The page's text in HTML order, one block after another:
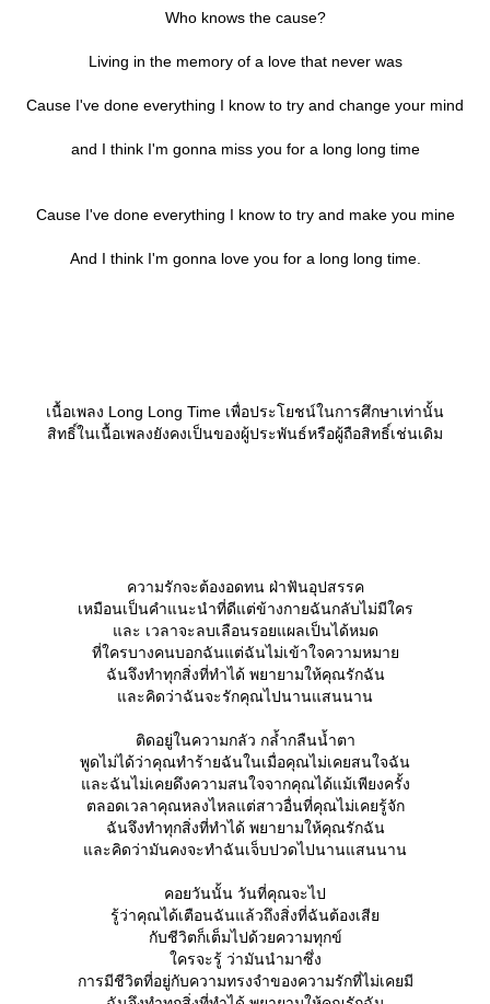
Who knows the cause?
Living in the memory of a love that never was
Cause I've done everything I know to try and change your mind
and I think I'm gonna miss you for a long long time
Cause I've done everything I know to try and make you mine
And I think I'm gonna love you for a long long time.
เนื้อเพลง Long Long Time เพื่อประโยชน์ในการศึกษาเท่านั้น
สิทธิ์ในเนื้อเพลงยังคงเป็นของผู้ประพันธ์หรือผู้ถือสิทธิ์เช่นเดิม
ความรักจะต้องอดทน ฝ่าฟันอุปสรรค
เหมือนเป็นคำแนะนำที่ดีแต่ข้างกายฉันกลับไม่มีใคร
ละ เวลาจะลบเลือนรอยแผลเป็นได้หมด
ที่ใครบางคนบอกฉันแต่ฉันไม่เข้าใจความหมา
ฉันจึงทำทุกสิ่งที่ทำได้ พยายามให้คุณรักฉัน
ละคิดว่าฉันจะรักคุณไปนานแสนนาน
ติดอยู่ในความกลัว กล้ำกลืนน้ำตา
พูดไม่ได้ว่าคุณทำร้ายฉันในเมื่อคุณไม่เคยสนใจฉัน
ละฉันไม่เคยดึงความสนใจจากคุณได้แม้เพียงครั้ง
ตลอดเวลาคุณหลงไหลแต่สาวอื่นที่คุณไม่เคยรู้จัก
ฉันจึงทำทุกสิ่งที่ทำได้ พยายามให้คุณรักฉัน
ละคิดว่ามันคงจะทำฉันเจ็บปวดไปนานแสนนาน
คอยวันนั้น วันที่คุณจะไป
รู้ว่าคุณได้เตือนฉันแล้วถึงสิ่งที่ฉันต้องเสี
กับชีวิตก็เต็มไปด้วยความทุกข์
ครจะรู้ ว่ามันนำมาซึ่ง
การมีชีวิตที่อยู่กับความทรงจำของความรักที่ไม่เคยมี